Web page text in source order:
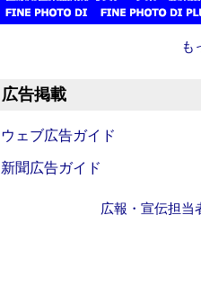
も
広告掲載
ウェブ広告ガイド
新聞広告ガイド
広報・宣伝担当